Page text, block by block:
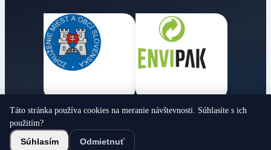
Obecné noviny
© 2026 Všetky práva vyhradené
Táto stránka používa cookies na meranie návštevnosti. Súhlasíte s ich
použitím?
Súhlasím Odmietnuť